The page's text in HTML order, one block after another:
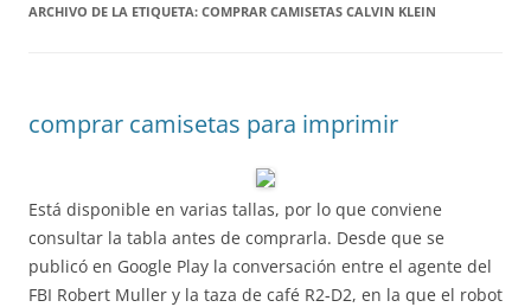
ARCHIVO DE LA ETIQUETA: COMPRAR CAMISETAS CALVIN KLEIN
comprar camisetas para imprimir
Está disponible en varias tallas, por lo que conviene
consultar la tabla antes de comprarla. Desde que se
publicó en Google Play la conversación entre el agente del
FBI Robert Muller y la taza de café R2-D2, en la que el robot